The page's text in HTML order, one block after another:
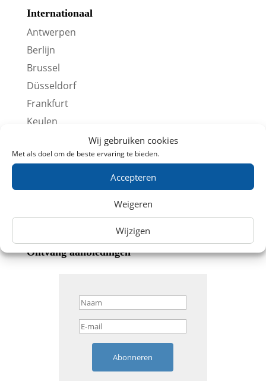
Wij gebruiken cookies
Met als doel om de beste ervaring te bieden.
Accepteren
Weigeren
Wijzigen
Internationaal
Antwerpen
Berlijn
Brussel
Düsseldorf
Frankfurt
Keulen
Londen
Stedentrips
Overige Treintickets
Ontvang aanbiedingen
Abonneren